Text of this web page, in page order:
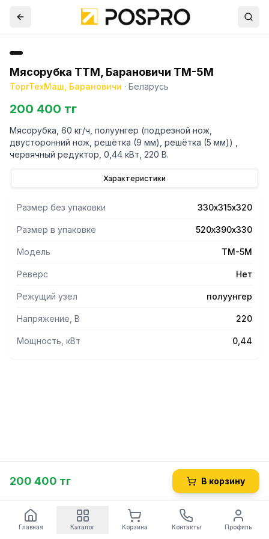
Мясорубка ТТМ, Барановичи ТМ-5М
ТоргТехМаш, Барановичи · Беларусь
200 400 тг
Мясорубка, 60 кг/ч, полуунгер (подрезной нож,
двусторонний нож, решётка (9 мм), решётка (5 мм)) ,
червячный редуктор, 0,44 кВт, 220 В.
Характеристики
Размер без упаковки 330х315х320
Размер в упаковке 520х390х330
Модель ТМ-5М
Реверс Нет
Режущий узел полуунгер
Напряжение, В 220
Мощность, кВт 0,44
200 400 тг В корзину
Главная Каталог Корзина Контакты Профиль